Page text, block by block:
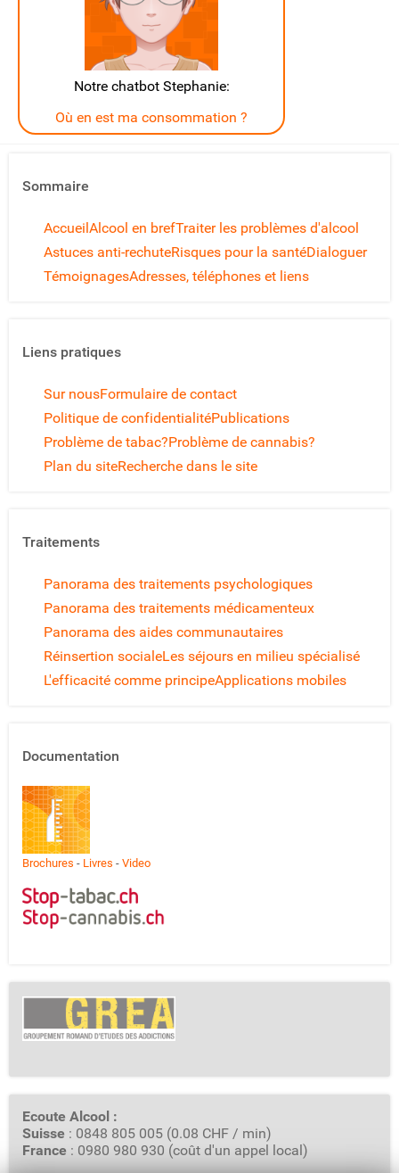
Notre chatbot Stephanie:
Où en est ma consommation ?
Sommaire
Accueil Alcool en brefTraiter les problèmes d'alcool
Astuces anti-rechuteRisques pour la santéDialoguer
TémoignagesAdresses, téléphones et liens
Liens pratiques
Sur nousFormulaire de contact
Politique de confidentialitéPublications
Problème de tabac?Problème de cannabis?
Plan du siteRecherche dans le site
Traitements
Panorama des traitements psychologiques
Panorama des traitements médicamenteux
Panorama des aides communautaires
Réinsertion socialeLes séjours en milieu spécialisé
L'efficacité comme principeApplications mobiles
Documentation
Brochures - Livres - Video
Ecoute Alcool :
Suisse : 0848 805 005 (0.08 CHF / min)
France : 0980 980 930 (coût d'un appel local)